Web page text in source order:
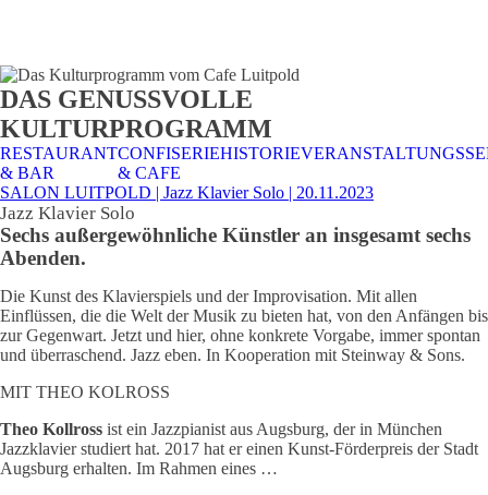
CAFE &
RESTAURANT
TISCHRESERVIERUNG
& KARTE
TISCHRESERVIERUNG
& SPEISEKARTE
DAS GENUSSVOLLE
KULTURPROGRAMM
RESTAURANT
& BAR
CONFISERIE
& CAFE
HISTORIE
SALON LUITPOLD | Jazz Klavier Solo | 20.11.2023
Jazz Klavier Solo
Sechs außergewöhnliche Künstler an insgesamt sechs
Abenden.
Die Kunst des Klavierspiels und der Improvisation. Mit allen
Einflüssen, die die Welt der Musik zu bieten hat, von den Anfängen bis
zur Gegenwart. Jetzt und hier, ohne konkrete Vorgabe, immer spontan
und überraschend. Jazz eben. In Kooperation mit Steinway & Sons.
MIT THEO KOLROSS
Theo Kollross ist ein Jazzpianist aus Augsburg, der in München
Jazzklavier studiert hat. 2017 hat er einen Kunst-Förderpreis der Stadt
Augsburg erhalten. Im Rahmen eines …